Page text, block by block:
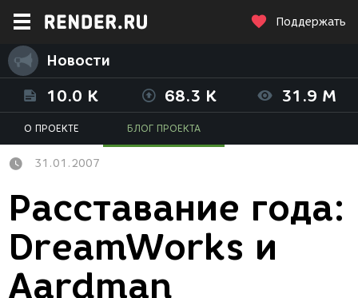
Поддержать
Новости
10.0 K 68.3 K 31.9 M
О ПРОЕКТЕ БЛОГ ПРОЕКТА
31.01.2007
Расставание года:
DreamWorks и
Aardman